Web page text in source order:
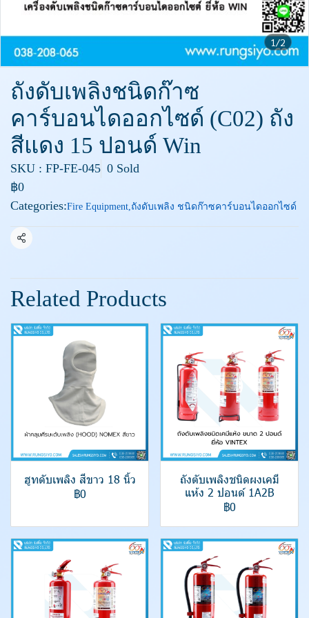
1/2
ถังดับเพลิงชนิดก๊าซ
คาร์บอนไดออกไซด์ (C02) ถัง
สีแดง 15 ปอนด์ Win
SKU : FP-FE-045 0 Sold
฿0
Categories:Fire Equipment,ถังดับเพลิง ชนิดก๊าซคาร์บอนไดออกไซด์
Share
Related Products
ฮูทดับเพลิง สีขาว 18 นิ้ว
฿0
ถังตับเพลิงชนิดผงเคมี
แห้ง 2 ปอนด์ 1A2B
฿0